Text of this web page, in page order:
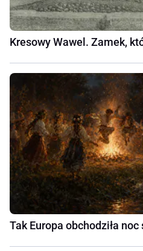
Kresowy Wawel. Zamek,
Tak Europa obchodziła